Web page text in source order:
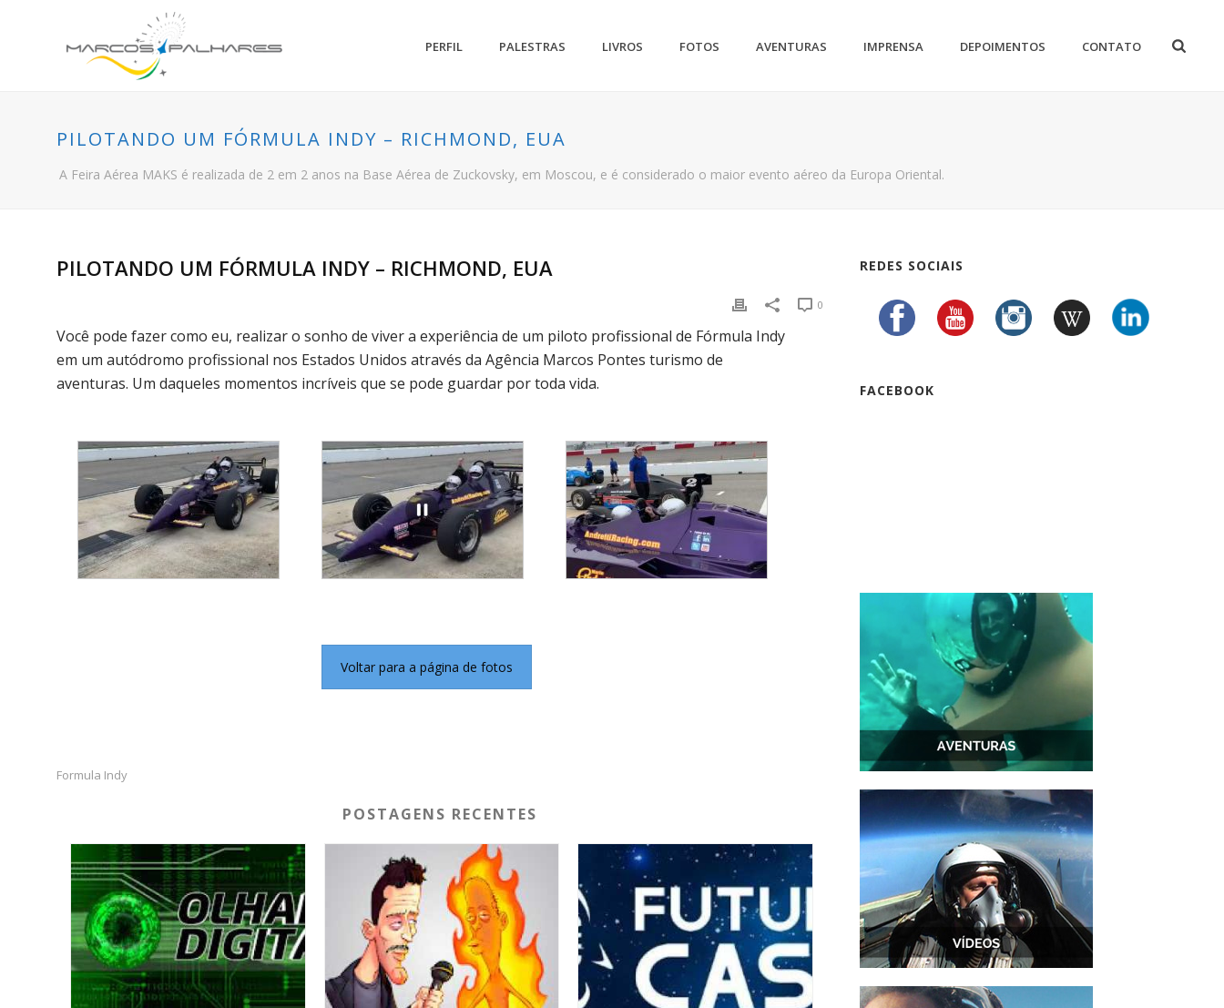
PERFIL PALESTRAS LIVROS FOTOS AVENTURAS IMPRENSA DEPOIMENTOS CONTATO
PILOTANDO UM FÓRMULA INDY – RICHMOND, EUA
A Feira Aérea MAKS é realizada de 2 em 2 anos na Base Aérea de Zuckovsky, em Moscou, e é considerado o maior evento aéreo da Europa Oriental.
PILOTANDO UM FÓRMULA INDY – RICHMOND, EUA
0
Você pode fazer como eu, realizar o sonho de viver a experiência de um piloto profissional de Fórmula Indy
em um autódromo profissional nos Estados Unidos através da Agência Marcos Pontes turismo de
aventuras. Um daqueles momentos incríveis que se pode guardar por toda vida.
Voltar para a página de fotos
Formula Indy
POSTAGENS RECENTES
REDES SOCIAIS
FACEBOOK